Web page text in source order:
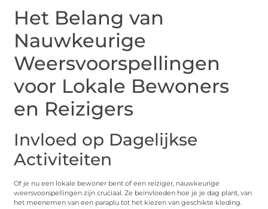
Het Belang van
Nauwkeurige
Weersvoorspellingen
voor Lokale Bewoners
en Reizigers
Invloed op Dagelijkse
Activiteiten
Of je nu een lokale bewoner bent of een reiziger, nauwkeurige
weersvoorspellingen zijn cruciaal. Ze beïnvloeden hoe je je dag plant, van
het meenemen van een paraplu tot het kiezen van geschikte kleding.